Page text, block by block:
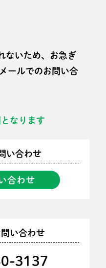
ないため、お急ぎ
ールでのお問い合
なります
い合わせ
合わせ
い合わせ
3137